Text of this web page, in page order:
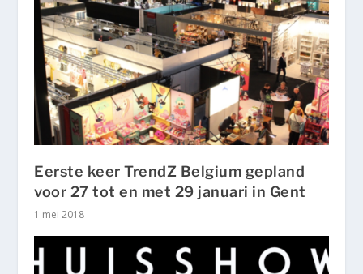
Eerste keer TrendZ Belgium gepland
voor 27 tot en met 29 januari in Gent
1 mei 2018